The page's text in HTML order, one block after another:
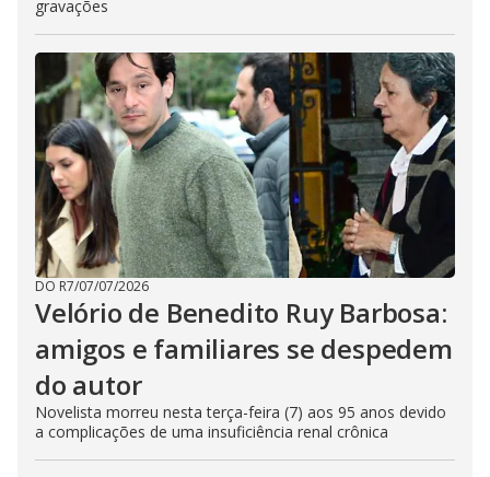
gravações
DO R7/07/07/2026
Velório de Benedito Ruy Barbosa:
amigos e familiares se despedem
do autor
Novelista morreu nesta terça-feira (7) aos 95 anos devido
a complicações de uma insuficiência renal crônica